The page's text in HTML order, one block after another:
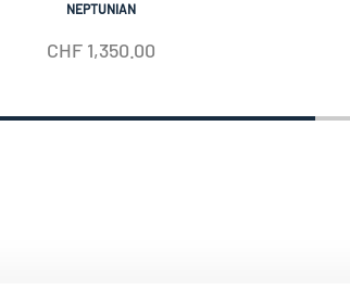
NEPTUNIAN
CHF 1,350.00